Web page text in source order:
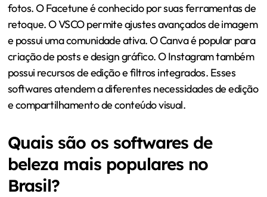
fotos. O Facetune é conhecido por suas ferramentas de
retoque. O VSCO permite ajustes avançados de imagem
e possui uma comunidade ativa. O Canva é popular para
criação de posts e design gráfico. O Instagram também
possui recursos de edição e filtros integrados. Esses
softwares atendem a diferentes necessidades de edição
e compartilhamento de conteúdo visual.
Quais são os softwares de
beleza mais populares no
Brasil?